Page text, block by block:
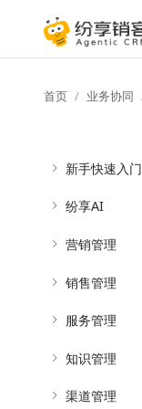
首页 业务协同
新手快速入门
纷享AI
营销管理
销售管理
服务管理
知识管理
渠道管理